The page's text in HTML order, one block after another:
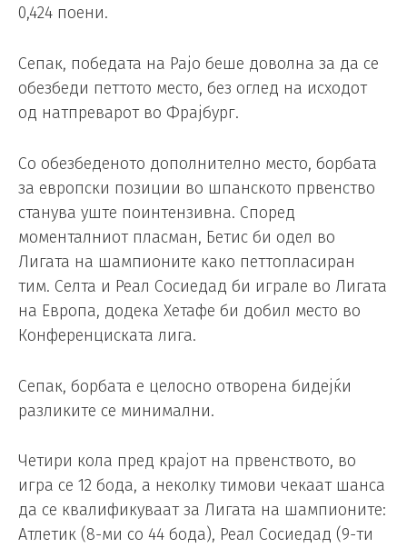
0,424 поени.
Сепак, победата на Рајо беше доволна за да се
обезбеди петтото место, без оглед на исходот
од натпреварот во Фрајбург.
Со обезбеденото дополнително место, борбата
за европски позиции во шпанското првенство
станува уште поинтензивна. Според
моменталниот пласман, Бетис би одел во
Лигата на шампионите како петтопласиран
тим. Селта и Реал Сосиедад би играле во Лигата
на Европа, додека Хетафе би добил место во
Конференциската лига.
Сепак, борбата е целосно отворена бидејќи
разликите се минимални.
Четири кола пред крајот на првенството, во
игра се 12 бода, а неколку тимови чекаат шанса
да се квалификуваат за Лигата на шампионите:
Атлетик (8-ми со 44 бода), Реал Сосиедад (9-ти